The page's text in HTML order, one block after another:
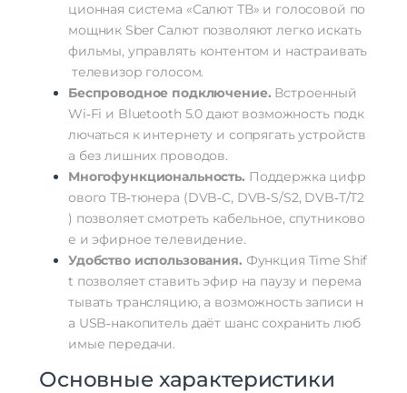
ционная система «СалютТВ» и голосовой по
мощник Sber Салютпозволяют легко искать
фильмы, управлятьконтентом и настраивать
телевизор голосом.
Беспроводное подключение. Встроенный
Wi‑Fi и Bluetooth 5.0 даютвозможностьподк
лючаться кинтернету и сопрягатьустройств
а без лишних проводов.
Многофункциональность. Поддержка цифр
ового ТВ‑тюнера (DVB‑C, DVB‑S/S2, DVB‑T/T2
) позволяетсмотреть кабельное, спутниково
е и эфирное телевидение.
Удобствоиспользования. Функция Time Shif
t позволяетставитьэфир на паузуи перема
тывать трансляцию, а возможностьзаписи н
а USB‑накопительдаёт шанс сохранить люб
имые передачи.
Основные характеристики